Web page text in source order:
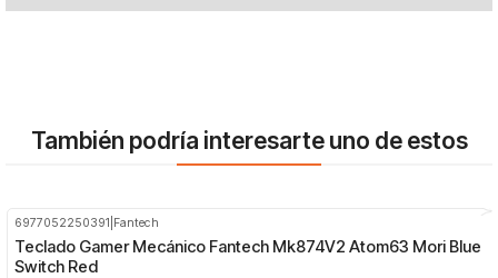
También podría interesarte uno de estos
6977052250391 Fantech
Teclado Gamer Mecánico Fantech Mk874V2 Atom63 Mori Blue
Switch Red